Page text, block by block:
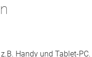
Handy und Tablet-PC.